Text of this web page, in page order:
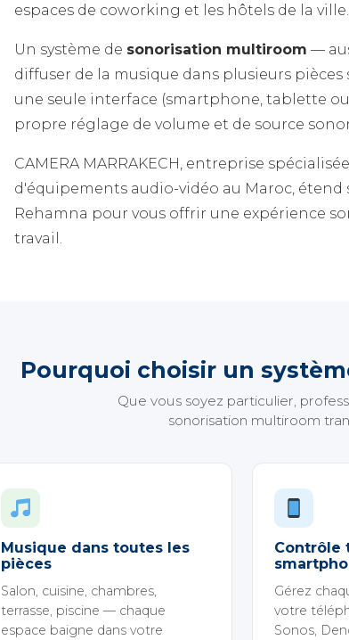
espaces de coworking et les hôtels de la ville.
Un système de sonorisation multiroom —
diffuser de la musique dans plusieurs
une seule interface (smartphone, tablette
propre réglage de volume et de source
CAMERA MARRAKECH, entreprise
d'équipements audio-vidéo au Maroc, étend
Rehamna pour vous offrir une expérience
travail.
Pourquoi choisir un
Que vous soyez particulier,
sonorisation multiroom
Musique dans toutes les
pièces
Salon, cuisine, chambres,
terrasse, piscine — chaque
espace baigne dans votre
Contrôle
Gérez
votre
Sonos,